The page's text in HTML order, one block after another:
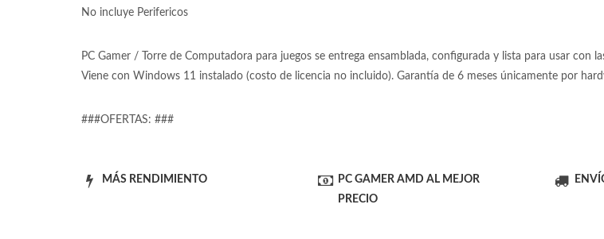
No incluye Perifericos
PC Gamer / Torre de Computadora para juegos se entrega ensamblada, configurada y lista para usar con
Viene con Windows 11 instalado (costo de licencia no incluido). Garantía de 6 meses únicamente por
###OFERTAS: ###
MÁS RENDIMIENTO
PC GAMER AMD AL MEJOR
PRECIO